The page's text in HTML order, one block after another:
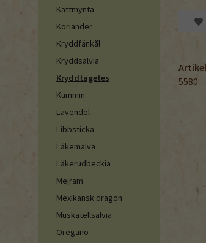
Kattmynta
Koriander
Kryddfänkål
Kryddsalvia
Kryddtagetes
Kummin
Lavendel
Libbsticka
Läkemalva
Läkerudbeckia
Mejram
Mexikansk dragon
Muskatellsalvia
Oregano
5580